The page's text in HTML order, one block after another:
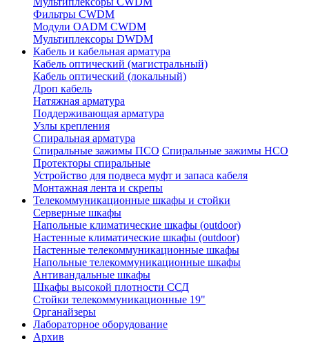
Фильтры CWDM
Модули OADM CWDM
Мультиплексоры DWDM
Кабель и кабельная арматура
Кабель оптический (магистральный)
Кабель оптический (локальный)
Дроп кабель
Натяжная арматура
Поддерживающая арматура
Узлы крепления
Спиральная арматура
Спиральные зажимы ПСО Спиральные зажимы НСО
Протекторы спиральные
Устройство для подвеса муфт и запаса кабеля
Монтажная лента и скрепы
Телекоммуникационные шкафы и стойки
Серверные шкафы
Напольные климатические шкафы (outdoor)
Настенные климатические шкафы (outdoor)
Настенные телекоммуникационные шкафы
Напольные телекоммуникационные шкафы
Антивандальные шкафы
Шкафы высокой плотности ССД
Стойки телекоммуникационные 19"
Органайзеры
Лабораторное оборудование
Архив